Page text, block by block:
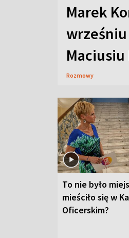
Marek
Maciusiu
Rozmowy
To nie było
mieściło się w
Oficerskim?